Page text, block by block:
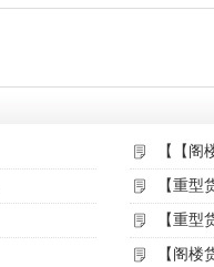
【【阁
【重型
【重型
【阁